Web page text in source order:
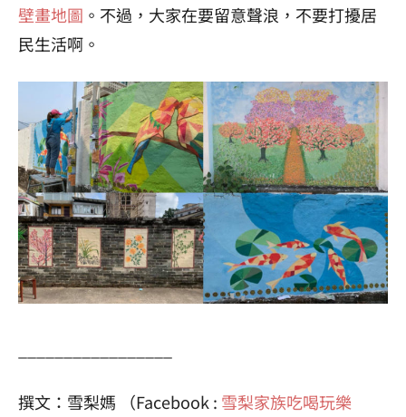
壁畫地圖 。不過，大家在要留意聲浪，不要打擾居
民生活啊。
撰文：雪梨媽 （Facebook : 雪梨家族吃喝玩樂